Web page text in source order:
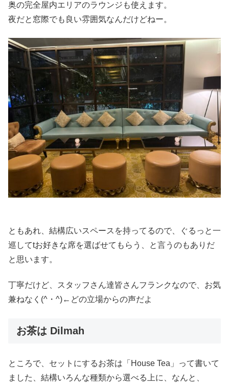
奥の完全屋内エリアのラウンジも使えます。
夜だと窓際でも良い雰囲気なんだけどねー。
ともあれ、結構広いスペースを持ってるので、ぐるっと一
巡してtお好きな席を選ばせてもらう、と言うのもありだ
と思います。
丁寧だけど、スタッフさん達皆さんフランクなので、お気
兼ねなく(^・^)←どの立場からの声だよ
お茶は Dilmah
ところで、セットにするお茶は「House Tea」って書いて
ました、結構いろんな種類から選べる上に、なんと、